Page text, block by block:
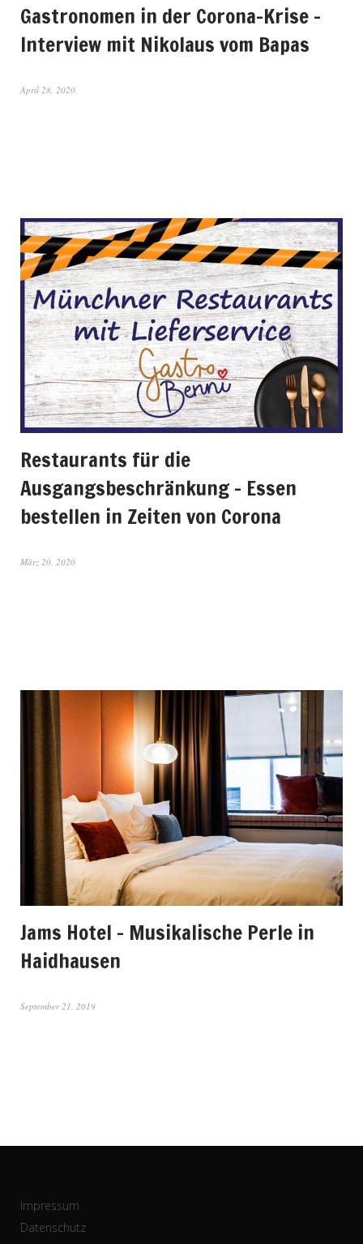
Gastronomen in der Corona-Krise –
Interview mit Nikolaus vom Bapas
April 28, 2020
Restaurants für die
Ausgangsbeschränkung – Essen
bestellen in Zeiten von Corona
März 20, 2020
Jams Hotel – Musikalische Perle in
Haidhausen
September 21, 2019
Impressum
Datenschutz